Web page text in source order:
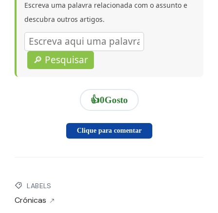
Escreva uma palavra relacionada com o assunto e
descubra outros artigos.
🔎 Pesquisar
👍0Gosto
Clique para comentar
LABELS
Crónicas